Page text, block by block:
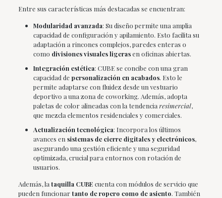
Entre sus características más destacadas se encuentran:
Modularidad avanzada: Su diseño permite una amplia
capacidad de configuración y apilamiento. Esto facilita su
adaptación a rincones complejos, paredes enteras o
como divisiones visuales ligerasen oficinas abiertas.
Integración estética: CUBE se concibe con una gran
capacidad de personalización en acabados. Esto le
permite adaptarse con fluidez desde un vestuario
deportivo a una zona de coworking. Además, adopta
paletas de color alineadas con la tendencia resimercial,
que mezcla elementos residenciales y comerciales.
Actualización tecnológica: Incorpora los últimos
avances en sistemas de cierre digitales y electrónicos,
asegurando una gestión eficiente y una seguridad
optimizada, crucial para entornos con rotación de
usuarios.
Además, la taquilla CUBE cuenta con módulos de servicio que
pueden funcionar tanto de ropero como de asiento. También